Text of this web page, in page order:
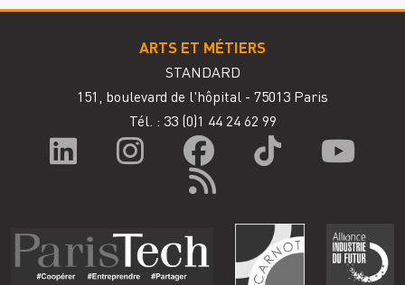
ARTS ET MÉTIERS
STANDARD
151, boulevard de l'hôpital - 75013 Paris
Tél. : 33 (0)1 44 24 62 99